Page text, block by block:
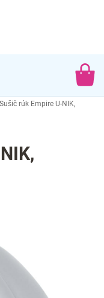
Sušič rúk Empire U-NIK,